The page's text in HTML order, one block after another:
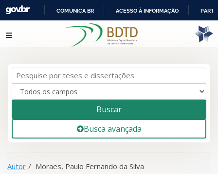
IR
PARA
COMUNICA BR ACESSO À INFORMAÇÃO
resultados de 1para a busca '
Moraes, Paulo
Fernando da Silva
Pular para o conteúdo
Buscar
Busca avançada
Autor Moraes, Paulo Fernando da Silva